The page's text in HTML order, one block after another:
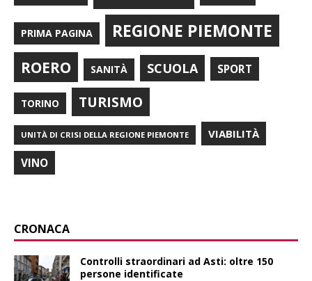
PRIMA PAGINA REGIONE PIEMONTE
ROERO SANITÀ SCUOLA SPORT
TORINO TURISMO
UNITÀ DI CRISI DELLA REGIONE PIEMONTE VIABILITÀ
VINO
CRONACA
Controlli straordinari ad Asti: oltre 150
persone identificate